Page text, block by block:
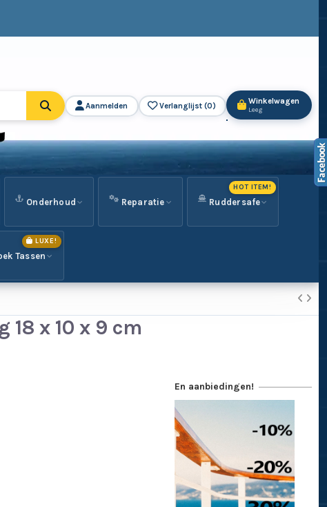
Aanmelden Verlanglijst (0) Winkelwagen
Leeg
Onderhoud Reparatie Ruddersafe
HOT ITEM!
Tassen
LUXE!
18 x 10 x 9 cm
En aanbiedingen!